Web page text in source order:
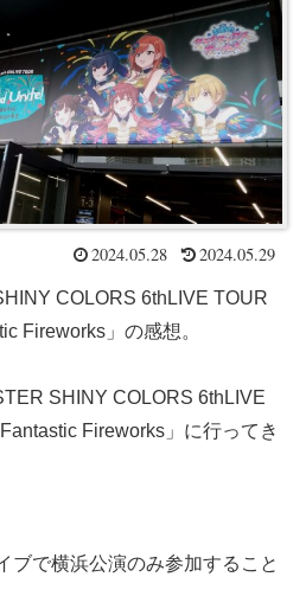
2024.05.28 2024.05.29
COLORS 6thLIVE TOUR
Fireworks」の感想。
SHINY COLORS 6thLIVE
Fireworks」に行ってき
ブで横浜公演のみ参加すること